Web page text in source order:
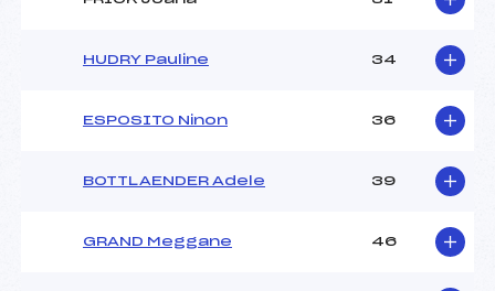
HUDRY Pauline 34
ESPOSITO Ninon 36
BOTTLAENDER Adele 39
GRAND Meggane 46